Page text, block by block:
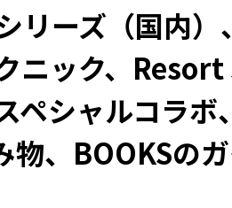
リーズ（国内
ック、Resort
ペシャルコラボ
物、BOOKSの